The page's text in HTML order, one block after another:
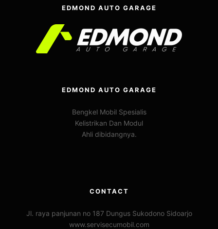
EDMOND AUTO GARAGE
EDMOND AUTO GARAGE
Bengkel Mobil Spesialis
Kelistrikan Dan Modul
Ahli dibidangnya.
CONTACT
Jl. raya panjunan no 187 Dungus Sukodono Sidoarjo
www.servisecumobil.com